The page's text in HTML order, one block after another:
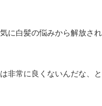
に白髪の悩みから解放さ
非常に良くないんだな、